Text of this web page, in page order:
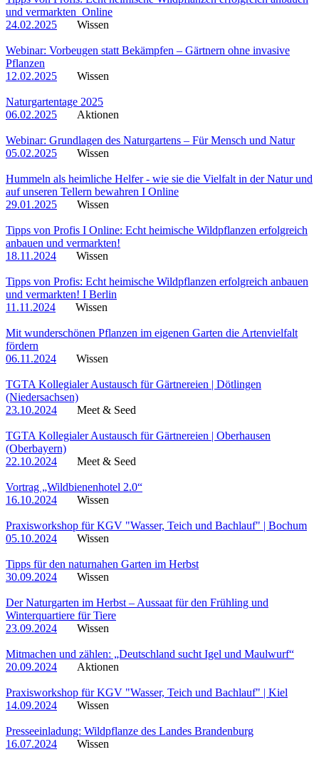
und vermarkten_Online
24.02.2025
Wissen
Webinar: Vorbeugen statt Bekämpfen – Gärtnern ohne invasive
Pflanzen
12.02.2025
Wissen
Naturgartentage 2025
06.02.2025
Aktionen
Webinar: Grundlagen des Naturgartens – Für Mensch und Natur
05.02.2025
Wissen
Hummeln als heimliche Helfer - wie sie die Vielfalt in der Natur und
auf unseren Tellern bewahren I Online
29.01.2025
Wissen
Tipps von Profis I Online: Echt heimische Wildpflanzen erfolgreich
anbauen und vermarkten!
18.11.2024
Wissen
Tipps von Profis: Echt heimische Wildpflanzen erfolgreich anbauen
und vermarkten! I Berlin
11.11.2024
Wissen
Mit wunderschönen Pflanzen im eigenen Garten die Artenvielfalt
fördern
06.11.2024
Wissen
TGTA Kollegialer Austausch für Gärtnereien | Dötlingen
(Niedersachsen)
23.10.2024
Meet & Seed
TGTA Kollegialer Austausch für Gärtnereien | Oberhausen
(Oberbayern)
22.10.2024
Meet & Seed
Vortrag „Wildbienenhotel 2.0“
16.10.2024
Wissen
Praxisworkshop für KGV "Wasser, Teich und Bachlauf" | Bochum
05.10.2024
Wissen
Tipps für den naturnahen Garten im Herbst
30.09.2024
Wissen
Der Naturgarten im Herbst – Aussaat für den Frühling und
Winterquartiere für Tiere
23.09.2024
Wissen
Mitmachen und zählen: „Deutschland sucht Igel und Maulwurf“
20.09.2024
Aktionen
Praxisworkshop für KGV "Wasser, Teich und Bachlauf" | Kiel
14.09.2024
Wissen
Presseeinladung: Wildpflanze des Landes Brandenburg
16.07.2024
Wissen